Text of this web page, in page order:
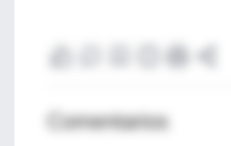
Comentarios